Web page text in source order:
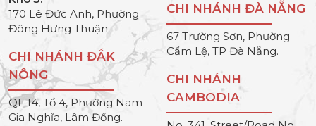
170 Lê Đức Anh, Phường
Đông Hưng Thuận.
CHI NHÁNH ĐẮK
NÔNG
QL 14, Tổ 4, Phường Nam
Gia Nghĩa, Lâm Đồng.
CHI NHÁNH ĐÀ NẴNG
67 Trường Sơn, Phường
Cẩm Lệ, TP Đà Nẵng.
CHI NHÁNH
CAMBODIA